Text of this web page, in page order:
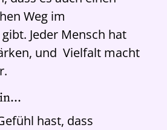
Weg im
Jeder Mensch hat
und Vielfalt macht
hast, dass